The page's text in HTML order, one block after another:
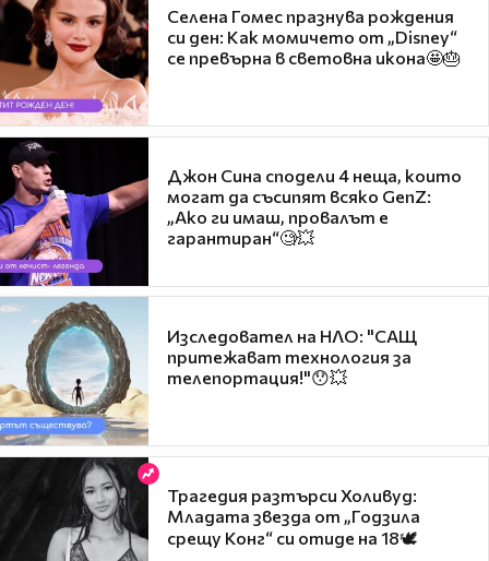
Селена Гомес празнува рождения
си ден: Как момичето от „Disney“
се превърна в световна икона🤩🎂
Джон Сина сподели 4 неща, които
могат да съсипят всяко GenZ:
„Ако ги имаш, провалът е
гарантиран“🧐💥
Изследовател на НЛО: "САЩ
притежават технология за
телепортация!"😯💥
Трагедия разтърси Холивуд:
Младата звезда от „Годзила
срещу Конг“ си отиде на 18🕊️